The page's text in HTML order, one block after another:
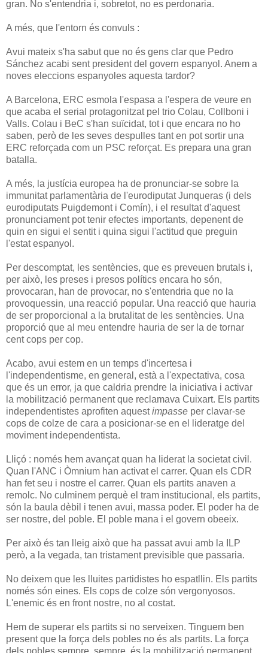
gran. No s'entendria i, sobretot, no es perdonaria.
A més, que l'entorn és convuls :
Avui mateix s'ha sabut que no és gens clar que Pedro
Sánchez acabi sent president del govern espanyol. Anem a
noves eleccions espanyoles aquesta tardor?
A Barcelona, ERC esmola l'espasa a l'espera de veure en
que acaba el serial protagonitzat pel trio Colau, Collboni i
Valls. Colau i BeC s'han suïcidat, tot i que encara no ho
saben, però de les seves despulles tant en pot sortir una
ERC reforçada com un PSC reforçat. Es prepara una gran
batalla.
A més, la justícia europea ha de pronunciar-se sobre la
immunitat parlamentària de l'eurodiputat Junqueras (i dels
eurodiputats Puigdemont i Comín), i el resultat d'aquest
pronunciament pot tenir efectes importants, depenent de
quin en sigui el sentit i quina sigui l'actitud que preguin
l'estat espanyol.
Per descomptat, les sentències, que es preveuen brutals i,
per això, les preses i presos polítics encara ho són,
provocaran, han de provocar, no s'entendria que no la
provoquessin, una reacció popular. Una reacció que hauria
de ser proporcional a la brutalitat de les sentències. Una
proporció que al meu entendre hauria de ser la de tornar
cent cops per cop.
Acabo, avui estem en un temps d'incertesa i
l'independentisme, en general, està a l'expectativa, cosa
que és un error, ja que caldria prendre la iniciativa i activar
la mobilització permanent que reclamava Cuixart. Els partits
independentistes aprofiten aquestimpasse per clavar-se
cops de colze de cara a posicionar-se en el lideratge del
moviment independentista.
Lliçó : només hem avançat quan ha liderat la societat civil.
Quan l'ANC i Òmnium han activat el carrer. Quan els CDR
han fet seu i nostre el carrer. Quan els partits anaven a
remolc. No culminem perquè el tram institucional, els partits,
són la baula dèbil i tenen avui, massa poder. El poder ha de
ser nostre, del poble. El poble mana i el govern obeeix.
Per això és tan lleig això que ha passat avui amb la ILP
però, a la vegada, tan tristament previsible que passaria.
No deixem que les lluites partidistes ho espatllin. Els partits
només són eines. Els cops de colze són vergonyosos.
L'enemic és en front nostre, no al costat.
Hem de superar els partits si no serveixen. Tinguem ben
present que la força dels pobles no és als partits. La força
dels pobles sempre, sempre, és la mobilització permanent